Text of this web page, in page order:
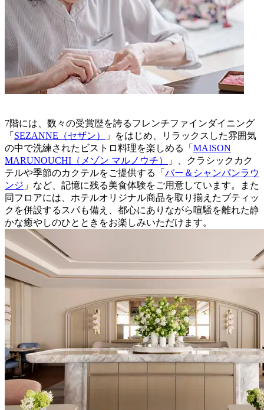
7階には、数々の受賞歴を誇るフレンチファインダイニング
「 SEZANNE（セザン）
」をはじめ、リラックスした雰囲気
の中で洗練されたビストロ料理を楽しめる「 MAISON
MARUNOUCHI（メゾン マルノウチ）
」、クラシックカク
テルや季節のカクテルをご提供する「 バー＆シャンパンラウ
ンジ 」など、記憶に残る美食体験をご用意しています。また
同フロアには、ホテルオリジナル商品を取り揃えたブティッ
クを併設するスパも備え、都心にありながら喧騒を離れた静
かな癒やしのひとときをお楽しみいただけます。